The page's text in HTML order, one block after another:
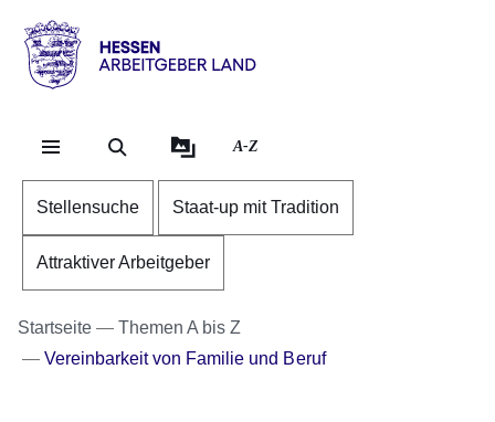
Hessen
Arbeitgeber
A-Z
Stellensuche Staat-up mit Tradition
Attraktiver Arbeitgeber
Startseite
Themen A bis Z
Vereinbarkeit von Familie und Beruf